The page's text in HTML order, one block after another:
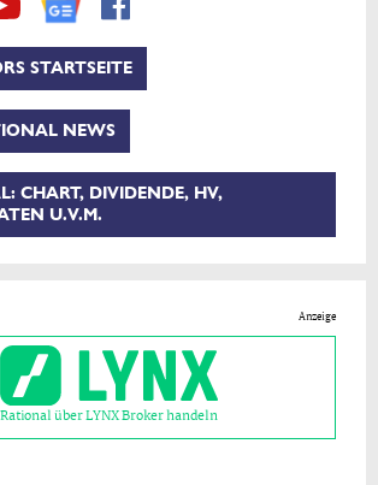
STARTSEITE
NEWS
CHART, DIVIDENDE, HV,
U.V.M.
Anzeige
Rational über LYNX Broker handeln